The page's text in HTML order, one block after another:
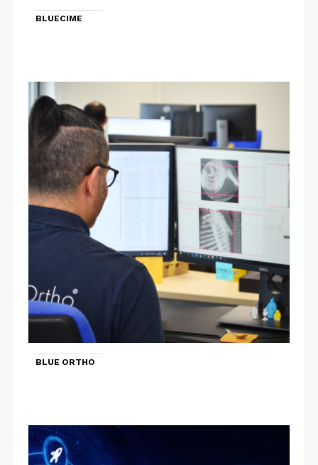
BLUECIME
BLUE ORTHO